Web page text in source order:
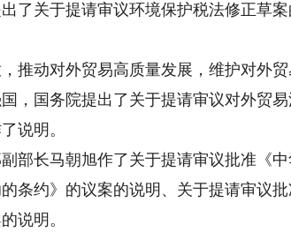
了关于提请审议环境保护税法修正草
动对外贸易高质量发展，维护对外贸
，国务院提出了关于提请审议对外贸
说明。
长马朝旭作了关于提请审议批准《中
条约》的议案的说明、关于提请审议
说明。